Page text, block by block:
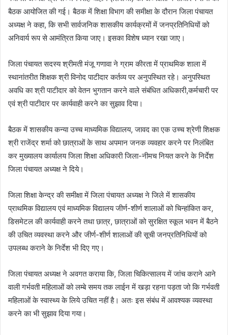
बैठक आयोजित की गई। बैठक में शिक्षा विभाग की समीक्षा के दौरान जिला पंचायत
अध्‍यक्ष ने कहा, कि सभी सार्वजनिक शासकीय कार्यक्रमों में जनप्रतिनिधियों को
अनिवार्य रूप से आमंत्रित किया जाए। इसका विशेष ध्‍यान रखा जाए।
जिला पंचायत सदस्य श्रीमती मंजू गणावा ने ग्राम कीरता में प्राथमिक शाला में
स्थानांतरीत शिक्षक श्री विनोद पाटीदार कर्तव्य पर अनुपस्थित रहे। अनुपस्थित
अवधि का श्री पाटीदार को वेतन भुगतान करने वाले संबंधित अधिकारी,कर्मचारी पर
एवं श्री पाटीदार पर कार्यवाही करने का सुझाव दिया।
बैठक में शासकीय कन्या उच्च माध्यमिक विद्यालय, जावद का एक उच्च श्रेणी शिक्षक
श्री राजेंद्र शर्मा को छात्राओं के साथ अपमान जनक व्‍यवहार करने पर निलंबित
कर मुख्यालय कार्यालय जिला शिक्षा अधिकारी जिला-नीमच नियत करने के निर्देश
जिला पंचायत अध्‍यक्ष ने दिये।
जिला शिक्षा केन्द्र की समीक्षा में जिला पंचायत अध्‍यक्ष ने जिले में शासकीय
प्राथमिक विद्यालय एवं माध्यमिक विद्यालय जीर्ण-शीर्ण शालाओं को चिन्हांकित कर,
डिसमेटल की कार्यवाही करने तथा छात्र, छात्राओं को सुरक्षित स्कूल भवन में बैठने
की उचित व्यवस्था करने और जीर्ण-शीर्ण शालाओं की सूची जनप्रतिनिधियों को
उपलब्ध कराने के निर्देश भी दिए गए।
जिला पंचायत अध्‍यक्ष ने अवगत कराया कि, जिला चिकित्सालय में जांच कराने आने
वाली गर्भवती महिलाओं को लम्बे समय तक लाईन में खड़ा रहना पड़ता जो कि गर्भवती
महिलाओं के स्वास्थ्य के लिये उचित नहीं है। अतः इस संबंध में आवश्यक व्यवस्था
करने का भी सुझाव दिया गया।